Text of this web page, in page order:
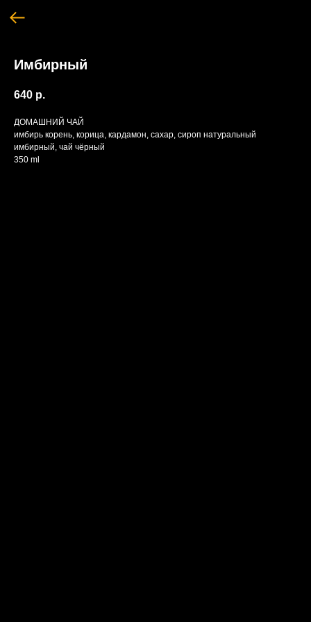
Имбирный
640 р.
ДОМАШНИЙ ЧАЙ
имбирь корень, корица, кардамон, сахар, сироп натуральный
имбирный, чай чёрный
350 ml